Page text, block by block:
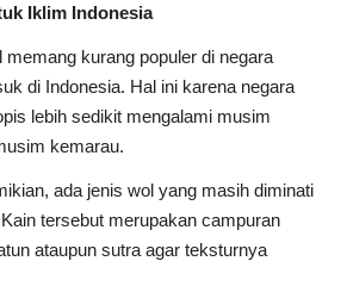
Iklim Indonesia
memang kurang populer di negara
di Indonesia. Hal ini karena negara
lebih sedikit mengalami musim
kemarau.
ada jenis wol yang masih diminati
tersebut merupakan campuran
ataupun sutra agar teksturnya